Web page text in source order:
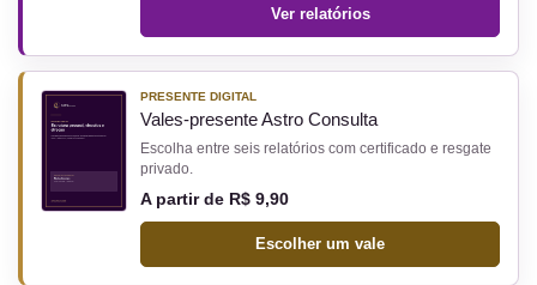
Ver relatórios
PRESENTE DIGITAL
Vales-presente Astro Consulta
Escolha entre seis relatórios com certificado e resgate
privado.
A partir de R$ 9,90
Escolher um vale